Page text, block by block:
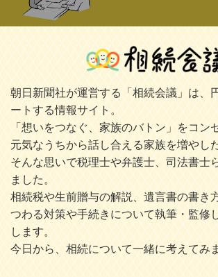
朝日新聞社が運営する「相続会議」は、
ートする情報サイト。
「想いをつなぐ、家族のバトン」をコン
元気なうちから話し合える家族を増やし
そんな思いで税理士や弁護士、司法書士
ました。
相続税や生前贈与の解説、遺言書の書き
つわる対策や手続きについて執筆・監修
します。
今日から、相続について一緒に考えてみ